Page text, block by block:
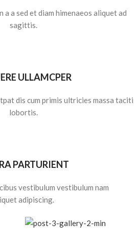
a a sed et diam himenaeos aliquet ad
sagittis.
ULLAMCPER
dis cum primis ultricies massa taciti
lobortis.
PARTURIENT
vestibulum vestibulum nam
adipiscing.